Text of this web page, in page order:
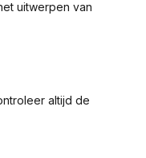
uitwerpen van
altijd de